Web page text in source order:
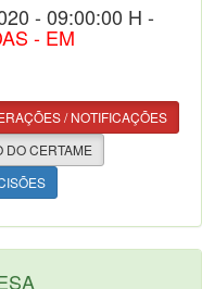
- 09:00:00 H -
- EM
/ NOTIFICAÇÕES
DO CERTAME